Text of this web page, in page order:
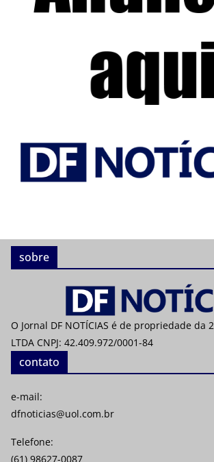
sobre
O Jornal DF NOTÍCIAS é de propriedade da
LTDA CNPJ: 42.409.972/0001-84
contato
e-mail:
dfnoticias@uol.com.br
Telefone:
(61) 98627-0087